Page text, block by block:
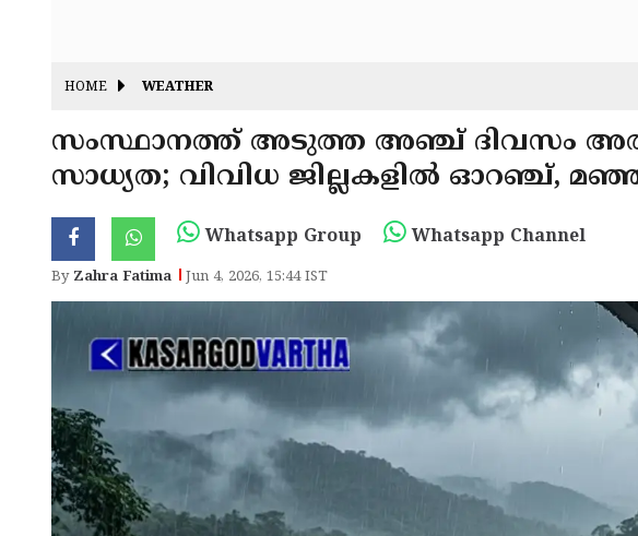
HOME WEATHER
സംസ്ഥാനത്ത് അടുത്ത അഞ്ച് ദിവസം
സാധ്യത; വിവിധ ജില്ലകളിൽ ഓറഞ്ച്, മഞ്ഞ
Whatsapp Group Whatsapp Channel
By Zahra Fatima Jun 4, 2026, 15:44 IST